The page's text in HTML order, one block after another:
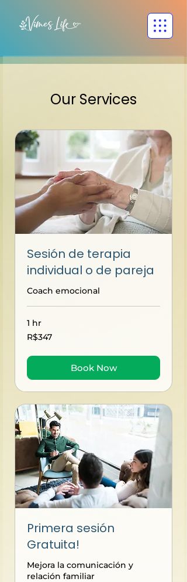
Our Services
Sesión de terapia
individual o de pareja
Coach emocional
1 hr
347
Brazilian
R$347
Book Now
Primera sesión
Gratuita!
Mejora la comunicación y
relación familiar